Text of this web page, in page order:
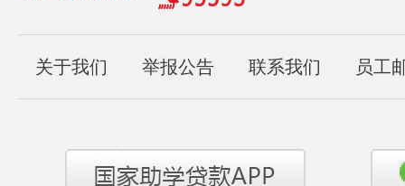
关于我们 举报公告 联系我们 员工